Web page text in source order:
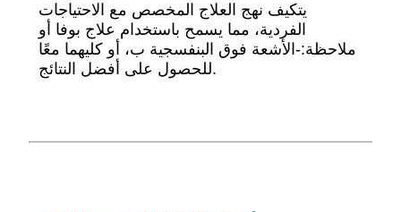
يتكيف نهج العلاج المخصص مع الاحتياجات
الفردية، مما يسمح باستخدام علاج بوفا أو
ملاحظة:-الأشعة فوق البنفسجية ب، أو كليهما معًا
للحصول على أفضل النتائج.